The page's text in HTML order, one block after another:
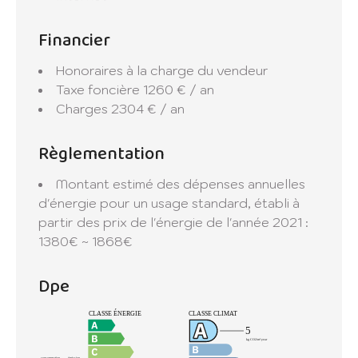
bien est exposé sont disponibles sur le site
Financier
Honoraires à la charge du vendeur
Taxe foncière 1260 € / an
Charges 2304 € / an
Règlementation
Montant estimé des dépenses annuelles
d'énergie pour un usage standard, établi à
partir des prix de l'énergie de l'année 2021 :
1380€ ~ 1868€
Dpe